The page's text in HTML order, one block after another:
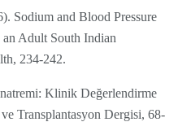
Sodium and Blood Pressure
Adult South Indian
234-242.
Klinik Değerlendirme
Transplantasyon Dergisi, 68-